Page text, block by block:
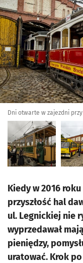
Dni otwarte w zajezdni
Kiedy w 2016
przyszłość hal
ul. Legnickiej nie
wyprzedawał
pieniędzy,
uratować. Krok